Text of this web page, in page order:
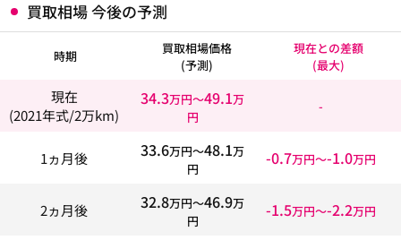
買取相場 今後の予測
時期
買取相場価格
(予測)
現在との差額
(最大)
現在
(2021年式/2万km)
34.3万円〜49.1万
円
-
1ヵ月後 33.6万円〜48.1万
円
-0.7万円〜-1.0万円
2ヵ月後 32.8万円〜46.9万
円
-1.5万円〜-2.2万円